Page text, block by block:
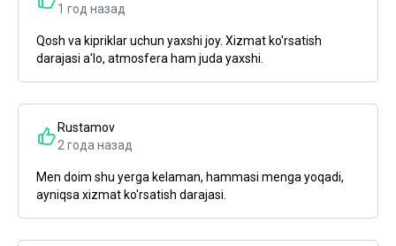
1 год назад
Qosh va kipriklar uchun yaxshi joy. Xizmat ko'rsatish
darajasi a'lo, atmosfera ham juda yaxshi.
Rustamov
2 года назад
Men doim shu yerga kelaman, hammasi menga yoqadi,
ayniqsa xizmat ko'rsatish darajasi.